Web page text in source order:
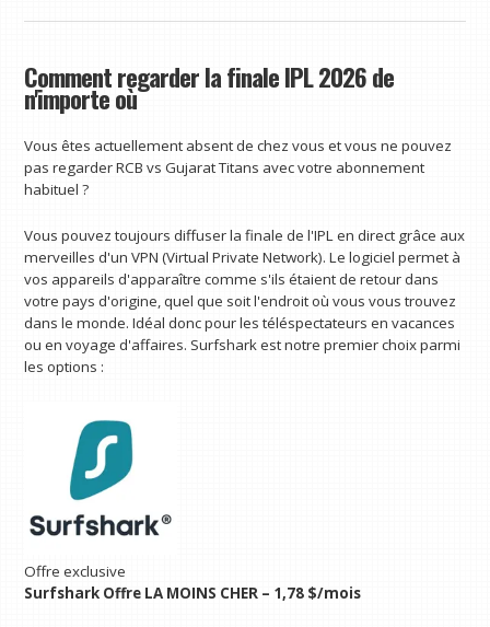
Comment regarder la finale IPL 2026 de
n'importe où
Vous êtes actuellement absent de chez vous et vous ne pouvez
pas regarder RCB vs Gujarat Titans avec votre abonnement
habituel ?
Vous pouvez toujours diffuser la finale de l'IPL en direct grâce aux
merveilles d'un VPN (Virtual Private Network). Le logiciel permet à
vos appareils d'apparaître comme s'ils étaient de retour dans
votre pays d'origine, quel que soit l'endroit où vous vous trouvez
dans le monde. Idéal donc pour les téléspectateurs en vacances
ou en voyage d'affaires. Surfshark est notre premier choix parmi
les options :
Offre exclusive
Surfshark Offre LA MOINS CHER – 1,78 $/mois